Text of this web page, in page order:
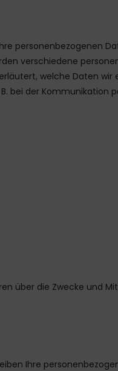
personenbezogenen
verschiedene
welche Daten
der Kommunikation
über die Zwecke und
Ihre